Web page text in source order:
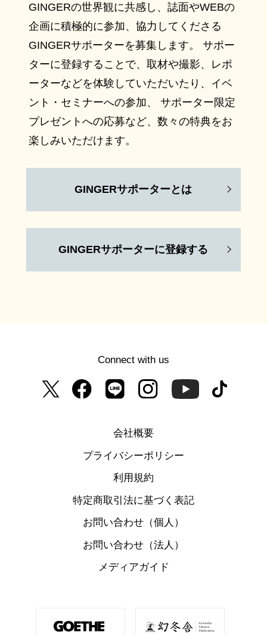
GINGERの世界観に共感し、誌面やWEBの
企画に積極的に参加、協力してくださる
GINGERサポーターを募集します。 サポー
ターに登録することで、取材や撮影、レポ
ーターなどを体験していただいたり、イベ
ント・セミナーへの参加、 サポーター限定
プレゼントへの応募など、数々の特典をお
楽しみいただけます。
GINGERサポーターとは
GINGERサポーターに登録する
Connect with us
会社概要
プライバシーポリシー
利用規約
特定商取引法に基づく表記
お問い合わせ（個人）
お問い合わせ（法人）
メディアガイド